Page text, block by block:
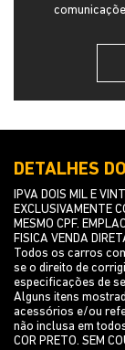
DETALHES
IPVA DOIS MIL E
EXCLUSIVAMENTE
MESMO CPF.
FISICA VENDA
Todos os carros
se o direito de
especificações de
Alguns itens
acessórios e/ou
não inclusa em
COR PRETO. SEM